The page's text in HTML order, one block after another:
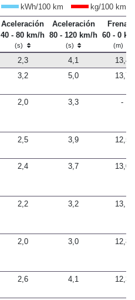
kWh/100 km kg/100 km
Aceleración
40 - 80 km/h
(s)
Aceleración
80 - 120 km/h
(s)
60 - 0
(m)
2,3 4,1
13,4
3,2 5,0 13,7
2,0 3,3 -
2,5 3,9 12,5
2,4 3,7 13,0
2,2 3,2 13,1
2,0 3,0 12,8
2,6 4,1 12,3